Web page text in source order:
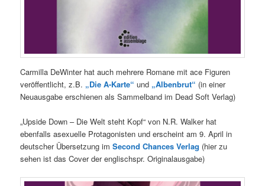
Carmilla DeWinter hat auch mehrere Romane mit ace Figuren
veröffentlicht, z.B. „Die A-Karte“ und „Albenbrut“ (in einer
Neuausgabe erschienen als Sammelband im Dead Soft Verlag)
„Upside Down – Die Welt steht Kopf“ von N.R. Walker hat
ebenfalls asexuelle Protagonisten und erscheint am 9. April in
deutscher Übersetzung imSecond Chances Verlag (hier zu
sehen ist das Cover der englischspr. Originalausgabe)